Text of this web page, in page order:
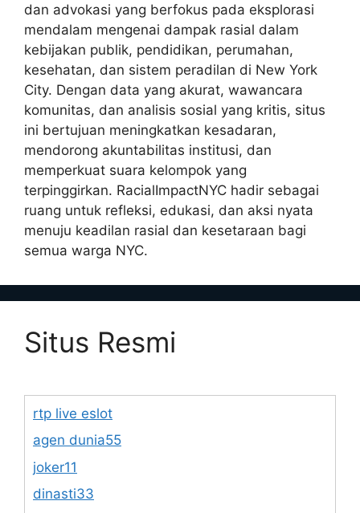
dan advokasi yang berfokus pada eksplorasi
mendalam mengenai dampak rasial dalam
kebijakan publik, pendidikan, perumahan,
kesehatan, dan sistem peradilan di New York
City. Dengan data yang akurat, wawancara
komunitas, dan analisis sosial yang kritis, situs
ini bertujuan meningkatkan kesadaran,
mendorong akuntabilitas institusi, dan
memperkuat suara kelompok yang
terpinggirkan. RacialImpactNYC hadir sebagai
ruang untuk refleksi, edukasi, dan aksi nyata
menuju keadilan rasial dan kesetaraan bagi
semua warga NYC.
Situs Resmi
rtp live eslot
agen dunia55
joker11
dinasti33